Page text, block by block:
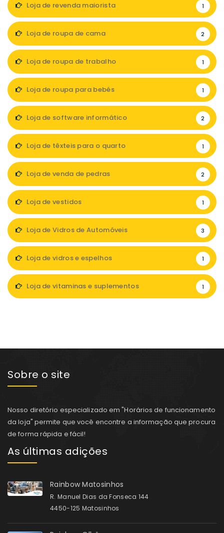
Loja de revenda maiorista 1
Loja de roupa de cama 2
Loja de roupa de trabalho 1
Loja de roupa para bebés 1
Loja de software informático 2
Loja de têxteis para o quarto 1
Loja de venda de pedras 2
Loja de vestidos 1
Loja de Vidros de Automóveis 3
Loja de vidros e espelhos 1
Loja de vitaminas e suplementos 1
Sobre o site
Nosso diretório especializado em "Horários de funcionamento
da loja" permite que você encontre a informação que procura
de forma rápida e fácil!
As últimas adições
Rainbow Matosinhos
R. Manuel Dias da Fonseca 144
4450-125 Matosinhos